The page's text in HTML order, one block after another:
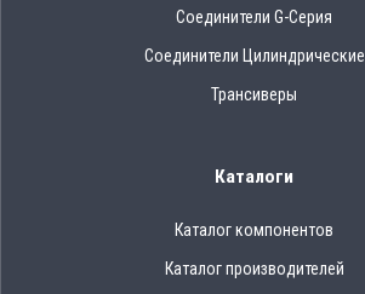
Соединители G-Серия
Соединители Цилиндрические
Трансиверы
Каталоги
Каталог компонентов
Каталог производителей